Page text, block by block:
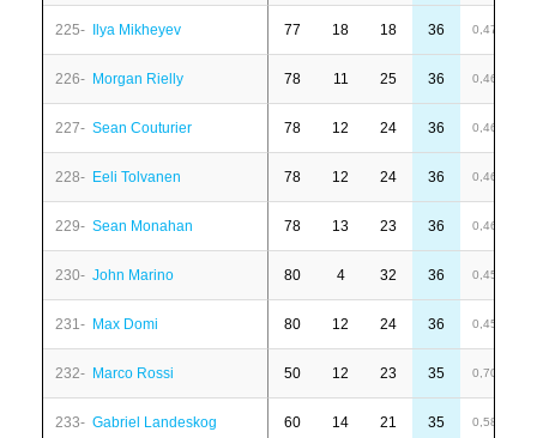
225- Ilya Mikheyev 77 18 18 36 0,47
226- Morgan Rielly 78 11 25 36 0,46
227- Sean Couturier 78 12 24 36 0,46
228- Eeli Tolvanen 78 12 24 36 0,46
229- Sean Monahan 78 13 23 36 0,46
230- John Marino 80 4 32 36 0,45
231- Max Domi 80 12 24 36 0,45
232- Marco Rossi 50 12 23 35 0,70
233- Gabriel Landeskog 60 14 21 35 0,58